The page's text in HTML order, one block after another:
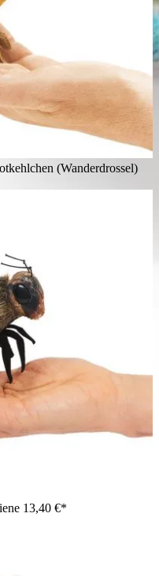
türkis-blauem
Schnabel,
(Wanderdrossel)
13,40 €*